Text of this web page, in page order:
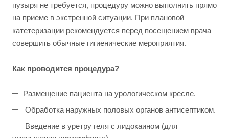
пузыря не требуется, процедуру можно выполнить прямо
на приеме в экстренной ситуации. При плановой
катетеризации рекомендуется перед посещением врача
совершить обычные гигиенические мероприятия.
Как проводится процедура?
Размещение пациента на урологическом кресле.
Обработка наружных половых органов антисептиком.
Введение в уретру геля с лидокаином (для